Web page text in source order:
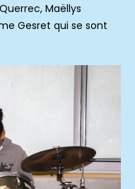
Maëllys
Gesret qui se sont